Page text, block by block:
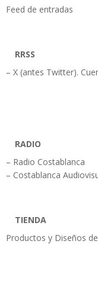
Feed de entradas
RRSS
– X (antes Twitter).
RADIO
– Radio Costablanca
– Costablanca
TIENDA
Productos y Diseños